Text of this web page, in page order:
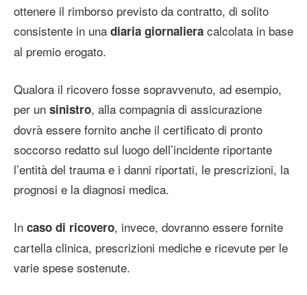
ottenere il rimborso previsto da contratto, di solito
consistente in una diaria giornaliera calcolata in base
al premio erogato.
Qualora il ricovero fosse sopravvenuto, ad esempio,
per un sinistro, alla compagnia di assicurazione
dovrà essere fornito anche il certificato di pronto
soccorso redatto sul luogo dell’incidente riportante
l’entità del trauma e i danni riportati, le prescrizioni, la
prognosi e la diagnosi medica.
In caso di ricovero, invece, dovranno essere fornite
cartella clinica, prescrizioni mediche e ricevute per le
varie spese sostenute.